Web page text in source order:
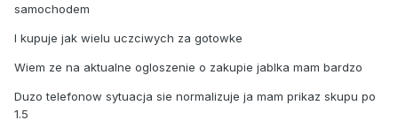
samochodem
I kupuje jak wielu uczciwych za gotowke
Wiem ze na aktualne ogloszenie o zakupie jablka mam bardzo
Duzo telefonow sytuacja sie normalizuje ja mam prikaz skupu po
1.5